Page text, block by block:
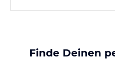
Finde Deinen